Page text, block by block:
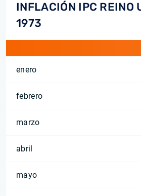
INFLACIÓN IPC REINO
1973
enero
febrero
marzo
abril
mayo